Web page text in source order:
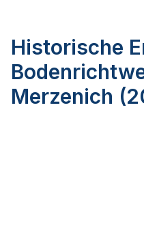
Historische
Merzenich